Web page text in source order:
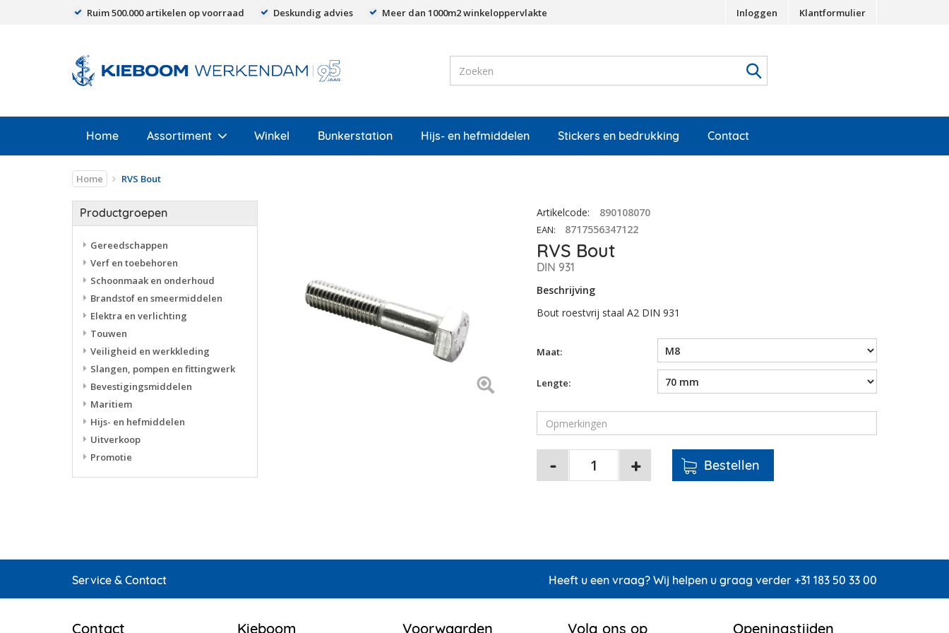
Ruim 500.000 artikelen op voorraad Deskundig advies Meer dan 1000m2 winkeloppervlakte Inloggen Klantformulier
Home Assortiment Winkel Bunkerstation Hijs- en hefmiddelen Stickers en bedrukking Contact
Home RVS Bout
Productgroepen
Gereedschappen
Verf en toebehoren
Schoonmaak en onderhoud
Brandstof en smeermiddelen
Elektra en verlichting
Touwen
Veiligheid en werkkleding
Slangen, pompen en fittingwerk
Bevestigingsmiddelen
Maritiem
Hijs- en hefmiddelen
Uitverkoop
Promotie
Artikelcode: 890108070
EAN: 8717556347122
RVS Bout
DIN 931
Beschrijving
Bout roestvrij staal A2 DIN 931
Maat:
Lengte:
Service & Contact Heeft u een vraag? Wij helpen u graag verder +31 183 50 33 00
Contact Kieboom Voorwaarden Volg ons op Openingstijden